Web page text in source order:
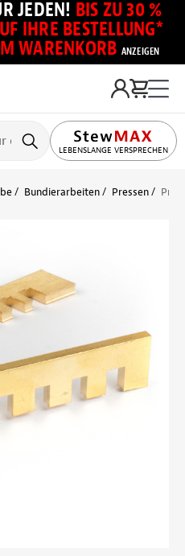
JEDEN! BIS ZU 30 %
IHRE BESTELLUNG*
WARENKORB ANZEIGEN
LEBENSLANGE VERSPRECHEN
Bundierarbeiten Pressen